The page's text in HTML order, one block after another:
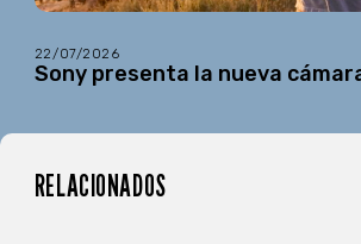
22/07/2026
Sony presenta la nueva
RELACIONADOS